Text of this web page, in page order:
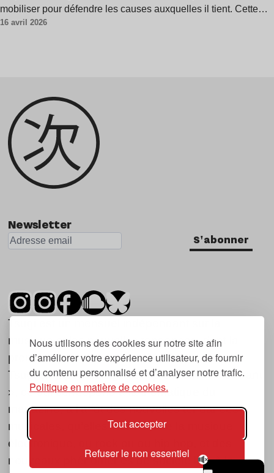
Nous utilisons des cookies sur notre site afin
d’améliorer votre expérience utilisateur, de fournir
du contenu personnalisé et d’analyser notre trafic.
Politique en matière de cookies.
Tout accepter
Refuser le non essentiel
mobiliser pour défendre les causes auxquelles il tient. Cette…
16 avril 2026
Newsletter
S'abonner
Tsugi est un mensuel indépendant sur la
musique et les nouvelles tendances, dont la
première parution date de 2007.
Tsugi en japonais signifie « prochain », « suivant
», ce qui correspond à la thématique du
magazine, à l’affût des nouvelles tendances
musicales, qu’elles viennent de la musique
électronique, du rock ou du hip hop, et des
nouveaux phénomènes de société liés à la